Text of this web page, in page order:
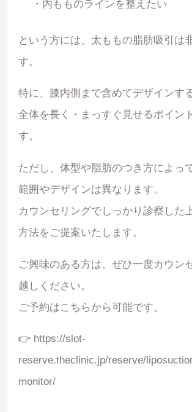
・内もものラインを整えたい
という方には、太ももの脂肪吸引は
す。
特に、 膝内側まで含めてデザインす
全体を長く・まっすぐ見せるポイン
す。
ただし、体型や脂肪のつき方によっ
範囲やデザインは異なります。
カウンセリングでしっかり診察した
方法をご提案いたします。
ご興味のある方は、ぜひ一度カウン
越しください。
ご予約はこちらから可能です。
👉 https://slot-
reserve.theclinic.jp/reserve/
monitor/